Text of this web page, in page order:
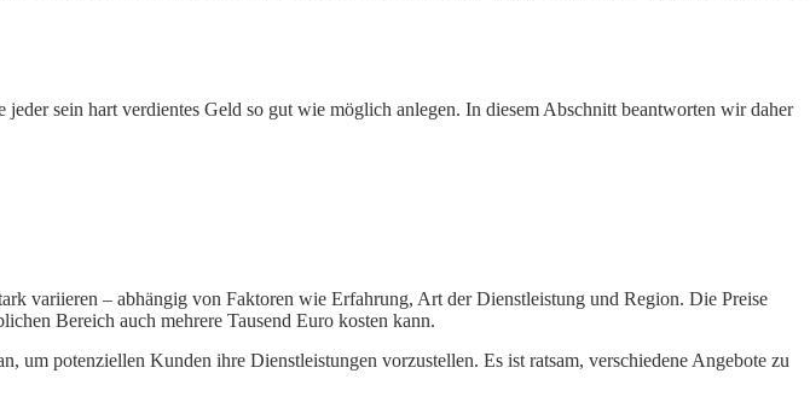
sein hart verdientes Geld so gut wie möglich anlegen. In diesem Abschnitt beantworten wir daher
variieren – abhängig von Faktoren wie Erfahrung, Art der Dienstleistung und Region. Die Preise
Bereich auch mehrere Tausend Euro kosten kann.
um potenziellen Kunden ihre Dienstleistungen vorzustellen. Es ist ratsam, verschiedene Angebote zu